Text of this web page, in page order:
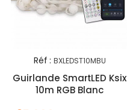
Réf : BXLEDST10MBU
Guirlande SmartLED Ksix
10m RGB Blanc